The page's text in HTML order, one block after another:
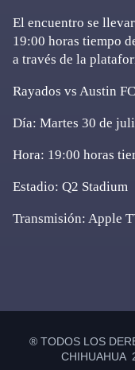
El encuentro se
19:00 horas tiempo
a través de la
Rayados vs Austin FC
Día: Martes 30 de
Hora: 19:00 horas
Estadio: Q2 Stadium
Transmisión: Apple
® TODOS LOS
CHIHUAHUA